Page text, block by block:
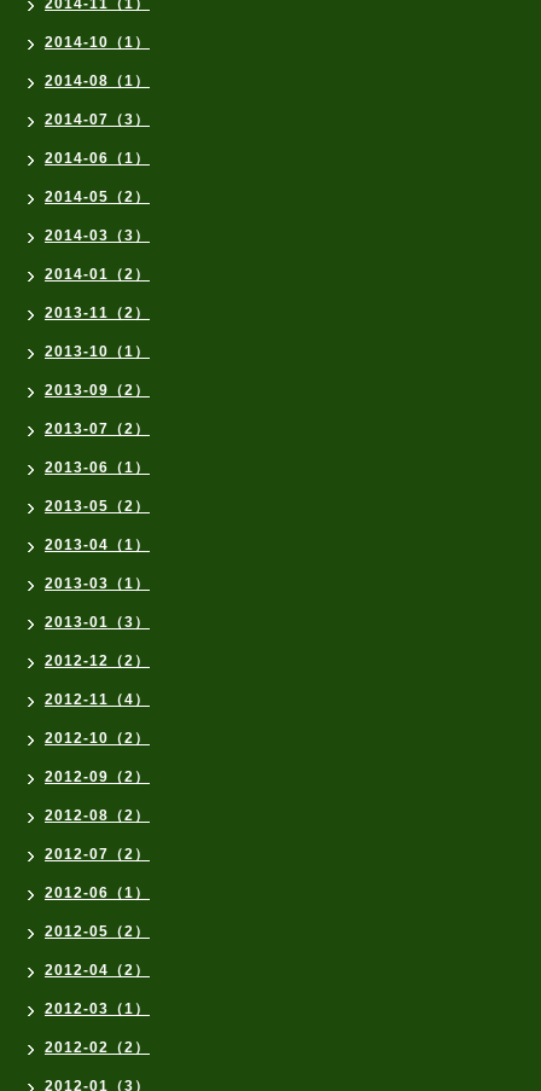
2014-11（1）
2014-10（1）
2014-08（1）
2014-07（3）
2014-06（1）
2014-05（2）
2014-03（3）
2014-01（2）
2013-11（2）
2013-10（1）
2013-09（2）
2013-07（2）
2013-06（1）
2013-05（2）
2013-04（1）
2013-03（1）
2013-01（3）
2012-12（2）
2012-11（4）
2012-10（2）
2012-09（2）
2012-08（2）
2012-07（2）
2012-06（1）
2012-05（2）
2012-04（2）
2012-03（1）
2012-02（2）
2012-01（3）